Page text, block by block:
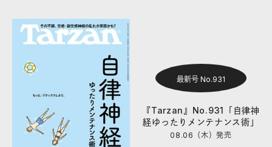
最新号 No.931
『Tarzan』No.931「自律神
経ゆったりメンテナンス術」
08.06（木）発売